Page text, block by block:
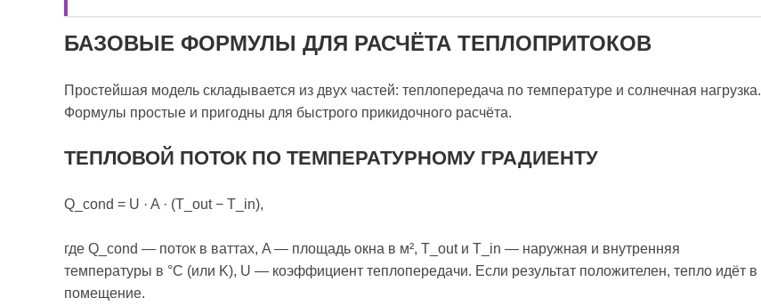
БАЗОВЫЕ ФОРМУЛЫ ДЛЯ РАСЧЁТА ТЕПЛОПРИТОКОВ
Простейшая модель складывается из двух частей: теплопередача по температуре и солнечная нагрузка.
Формулы простые и пригодны для быстрого прикидочного расчёта.
ТЕПЛОВОЙ ПОТОК ПО ТЕМПЕРАТУРНОМУ ГРАДИЕНТУ
Q_cond = U · A · (T_out − T_in),
где Q_cond — поток в ваттах, A — площадь окна в м², T_out и T_in — наружная и внутренняя
температуры в °C (или K), U — коэффициент теплопередачи. Если результат положителен, тепло идёт в
помещение.